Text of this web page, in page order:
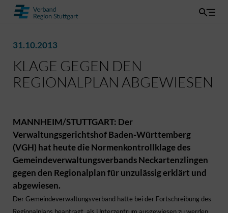
31.10.2013
KLAGE GEGEN DEN
REGIONALPLAN ABGEWIESEN
MANNHEIM/STUTTGART: Der
Verwaltungsgerichtshof Baden-Württemberg
(VGH) hat heute die Normenkontrollklage des
Gemeindeverwaltungsverbands Neckartenzlingen
gegen den Regionalplan für unzulässig erklärt und
abgewiesen.
Der Gemeindeverwaltungsverband hatte bei der Fortschreibung des